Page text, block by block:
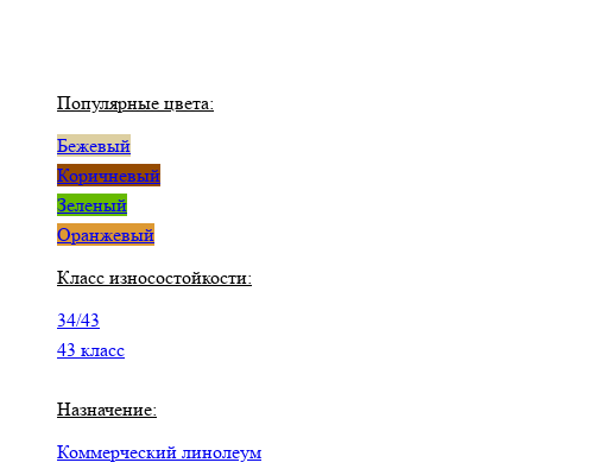
Популярные цвета:
Бежевый
Коричневый
Зеленый
Оранжевый
Класс износостойкости:
34/43
43 класс
Назначение:
Коммерческий линолеум